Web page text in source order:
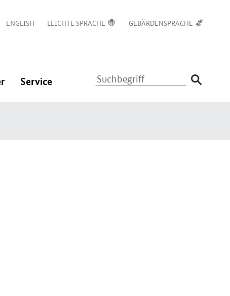
ENGLISH LEICHTE SPRACHE GEBÄRDENSPRACHE
:
Service Suchbegriff